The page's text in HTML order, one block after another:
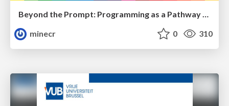
minecr
0 310